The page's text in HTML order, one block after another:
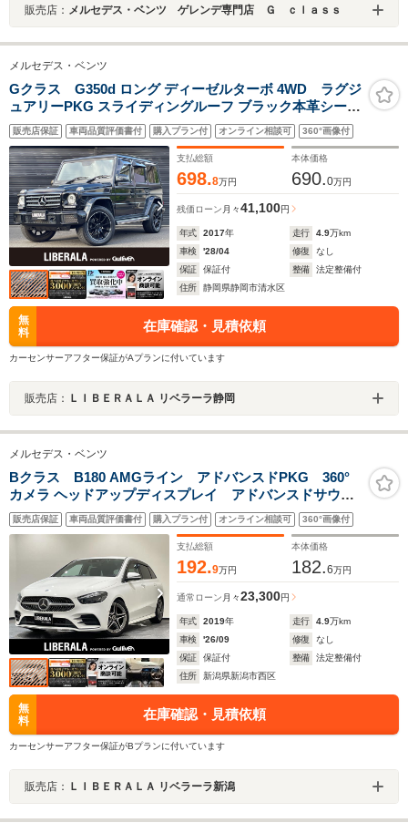
販売店： メルセデス・ベンツ ゲレンデ専門店 Ｇ ｃｌａｓｓ
メルセデス・ベンツ
Gクラス G350d ロング ディーゼルターボ 4WD ラグジ
ュアリーPKG スライディングルーフ ブラック本革シート
全席シートヒーター 純正ナビディスプレイ BT
AppleCarPlay harman/kardon ブラインドスポットアシ
スト パーキングアシストリアビューカメラ ETC2.0
販売店保証 車両品質評価書付 購入プラン付 オンライン相談可 360°画像付
支払総額
698.8万円
本体価格
690.0万円
残価ローン 月々41,100円
年式 2017年 走行 4.9万km
車検
'28/04 修復
なし
保証
保証付 整備
法定整備付
住所
静岡県静岡市清水区
無
料
在庫確認・見積依頼
カーセンサーアフター保証がAプランに付いています
販売店： ＬＩＢＥＲＡＬＡ リベラーラ静岡
メルセデス・ベンツ
Bクラス B180 AMGライン アドバンスドPKG 360°
カメラ ヘッドアップディスプレイ アドバンスドサウン
ドシステム AMGライン AMGスタイリングPKG ナビゲ
ーションPKG レーダーセーフティPKG マルチビーム
LEDヘッドライト パークトロニック
販売店保証 車両品質評価書付 購入プラン付 オンライン相談可 360°画像付
支払総額
192.9万円
本体価格
182.6万円
通常ローン 月々23,300円
年式 2019年 走行 4.9万km
車検
'26/09 修復
なし
保証
保証付 整備
法定整備付
住所
新潟県新潟市西区
無
料
在庫確認・見積依頼
カーセンサーアフター保証がBプランに付いています
販売店： ＬＩＢＥＲＡＬＡ リベラーラ新潟